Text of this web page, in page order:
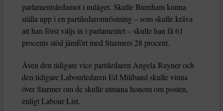
parlamentsledamot i nuläget. Skulle Burnham kunna
ställa upp i en partiledaromröstning – som skulle kräva
att han först väljs in i parlamentet – skulle han få 61
procents stöd jämfört med Starmers 28 procent.
Även den tidigare vice partiledaren Angela Rayner och
den tidigare Labourledaren Ed Miliband skulle vinna
över Starmer om de skulle utmana honom om posten,
enligt Labour List.